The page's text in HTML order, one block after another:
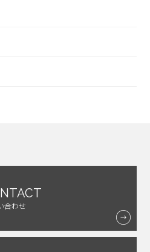
合わせ